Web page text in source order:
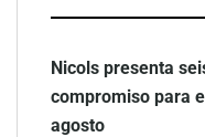
Nicols presenta
compromiso para
agosto